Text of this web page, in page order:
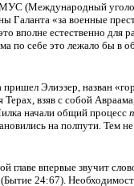
(Международный
Галанта «за военные
вполне естественно
по себе это лежало бы
Элиэзер, назван
Терах, взяв с собой
начали общий процесс
на полпути. Тем
главе впервые звучит
24:67).